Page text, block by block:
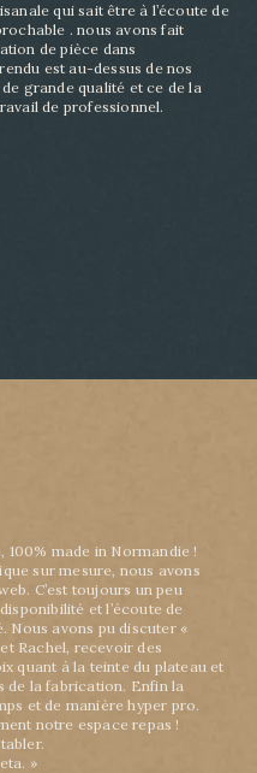
qui sait être à l’écoute de
. nous avons fait
de pièce dans
est au-dessus de nos
de grande qualité et ce de la
de professionnel.
100% made in Normandie !
sur mesure, nous avons
C’est toujours un peu
et l’écoute de
Nous avons pu discuter «
Rachel, recevoir des
quant à la teinte du plateau et
de la fabrication. Enfin la
et de manière hyper pro.
notre espace repas !
»